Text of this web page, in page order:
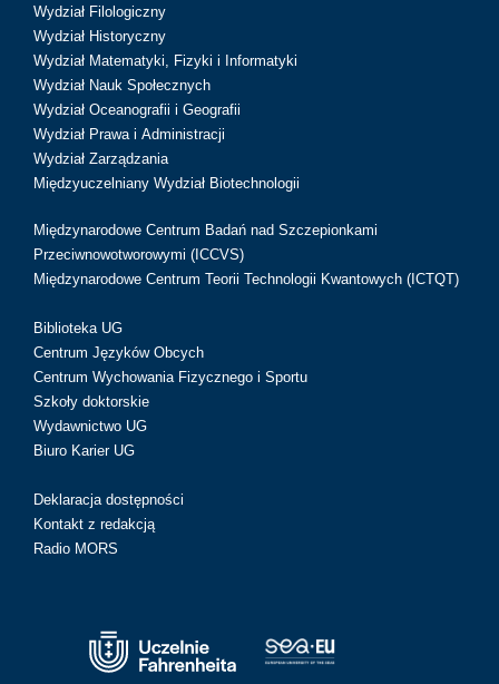
Wydział Filologiczny
Wydział Historyczny
Wydział Matematyki, Fizyki i Informatyki
Wydział Nauk Społecznych
Wydział Oceanografii i Geografii
Wydział Prawa i Administracji
Wydział Zarządzania
Międzyuczelniany Wydział Biotechnologii
Międzynarodowe Centrum Badań nad Szczepionkami
Przeciwnowotworowymi (ICCVS)
Międzynarodowe Centrum Teorii Technologii Kwantowych (ICTQT)
Biblioteka UG
Centrum Języków Obcych
Centrum Wychowania Fizycznego i Sportu
Szkoły doktorskie
Wydawnictwo UG
Biuro Karier UG
Deklaracja dostępności
Kontakt z redakcją
Radio MORS